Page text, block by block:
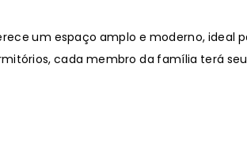
um espaço amplo e moderno, ideal
cada membro da família terá seu